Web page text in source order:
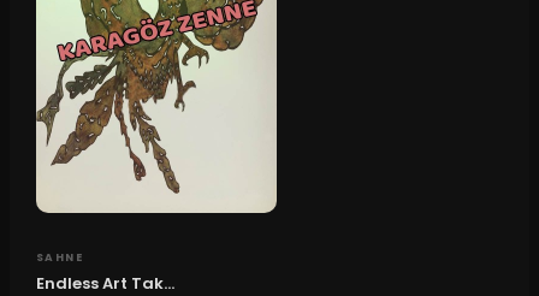
SAHNE
Endless Art Tak...